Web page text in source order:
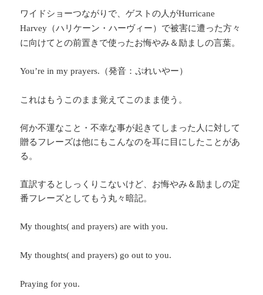
ワイドショーつながりで、ゲストの人がHurricane
Harvey （ハリケーン・ハーヴィー）で被害に遭った方々
に向けてとの前置きで使ったお悔やみ＆励ましの言葉。
You’re in my prayers. （発音：ぷれいやー）
これはもうこのまま覚えてこのまま使う。
何か不運なこと・不幸な事が起きてしまった人に対して
贈るフレーズは他にもこんなのを耳に目にしたことがあ
る。
直訳するとしっくりこないけど、お悔やみ＆励ましの定
番フレーズとしてもう丸々暗記。
My thoughts( and prayers) are with you.
My thoughts( and prayers) go out to you.
Praying for you.